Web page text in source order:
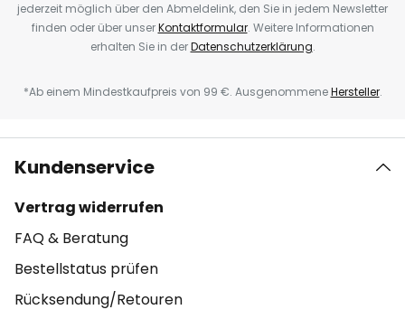
jederzeit möglich über den Abmeldelink, den Sie in jedem Newsletter
finden oder über unserKontaktformular. Weitere Informationen
erhalten Sie in derDatenschutzerklärung.
*Ab einem Mindestkaufpreis von 99 €. AusgenommeneHersteller.
Kundenservice
Vertrag widerrufen
FAQ & Beratung
Bestellstatus prüfen
Rücksendung/Retouren